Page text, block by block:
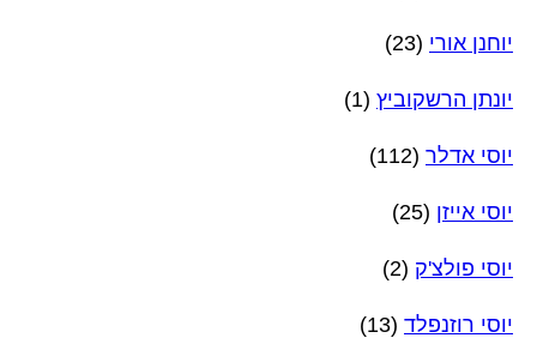
יוחנן אורי (23)
יונתן הרשקוביץ (1)
יוסי אדלר (112)
יוסי אייזן (25)
יוסי פולצ'ק (2)
יוסי רוזנפלד (13)